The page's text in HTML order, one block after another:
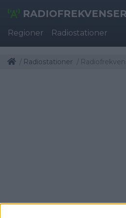
Regioner Radiostationer
Radiostationer